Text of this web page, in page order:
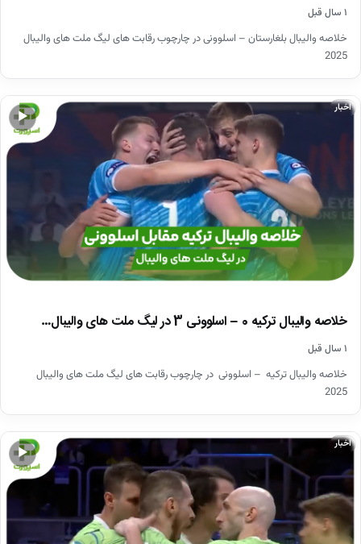
۱ سال قبل
خلاصه والیبال بلغارستان – اسلوونی در چارچوب رقابت های لیگ ملت های والیبال
2025
▶
اخبار
خلاصه والیبال ترکیه 0 – اسلوونی 3 در لیگ ملت های والیبال…
۱ سال قبل
خلاصه والیبال ترکیه – اسلوونی در چارچوب رقابت های لیگ ملت های والیبال
2025
▶
اخبار